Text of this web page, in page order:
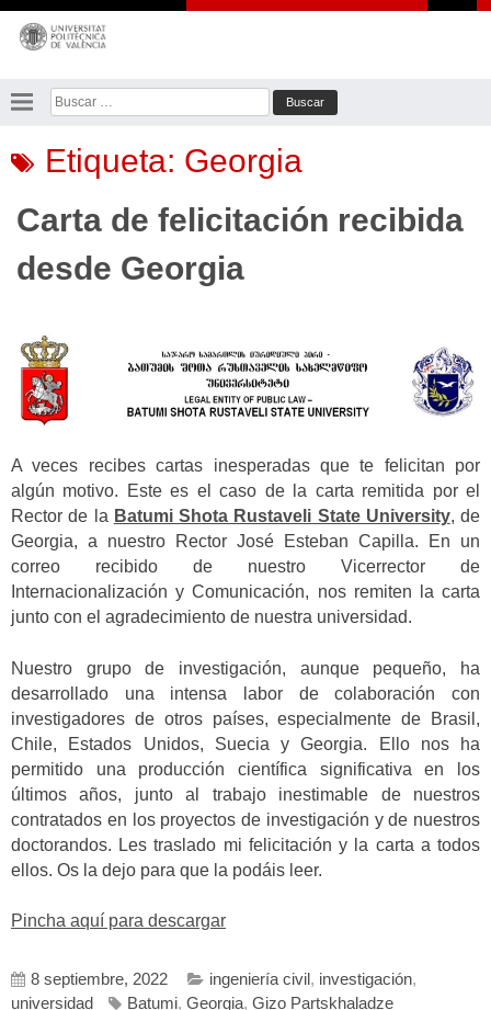
Saltar
contenido
Buscar:
Etiqueta: Georgia
Carta de felicitación recibida
desde Georgia
A veces recibes cartas inesperadas que te felicitan por
algún motivo. Este es el caso de la carta remitida por el
Rector de la Batumi Shota Rustaveli State University, de
Georgia, a nuestro Rector José Esteban Capilla. En un
correo recibido de nuestro Vicerrector de
Internacionalización y Comunicación, nos remiten la carta
junto con el agradecimiento de nuestra universidad.
Nuestro grupo de investigación, aunque pequeño, ha
desarrollado una intensa labor de colaboración con
investigadores de otros países, especialmente de Brasil,
Chile, Estados Unidos, Suecia y Georgia. Ello nos ha
permitido una producción científica significativa en los
últimos años, junto al trabajo inestimable de nuestros
contratados en los proyectos de investigación y de nuestros
doctorandos. Les traslado mi felicitación y la carta a todos
ellos. Os la dejo para que la podáis leer.
Pincha aquí para descargar
8 septiembre, 2022 ingeniería civil, investigación,
universidad
Batumi, Georgia, Gizo Partskhaladze